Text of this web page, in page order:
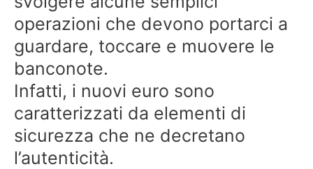
operazioni che devono portarci a
guardare, toccare e muovere le
banconote.
Infatti, i nuovi euro sono
caratterizzati da elementi di
sicurezza che ne decretano
l’autenticità.